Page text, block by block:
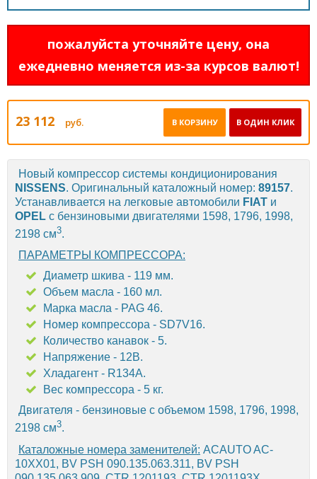
пожалуйста уточняйте цену, она
ежедневно меняется из-за курсов валют!
23 112 руб. В ОДИН КЛИК
В КОРЗИНУ
Новый компрессор системы кондиционирования
NISSENS. Оригинальный каталожный номер: 89157.
Устанавливается на легковые автомобили FIAT и
OPEL с бензиновыми двигателями 1598, 1796, 1998,
2198 см3.
ПАРАМЕТРЫ КОМПРЕССОРА:
Диаметр шкива - 119 мм.
Объем масла - 160 мл.
Марка масла - PAG 46.
Номер компрессора - SD7V16.
Количество канавок - 5.
Напряжение - 12В.
Хладагент - R134A.
Вес компрессора - 5 кг.
Двигателя - бензиновые c объемом 1598, 1796, 1998,
2198 см3.
Каталожные номера заменителей: ACAUTO AC-
10XX01, BV PSH 090.135.063.311, BV PSH